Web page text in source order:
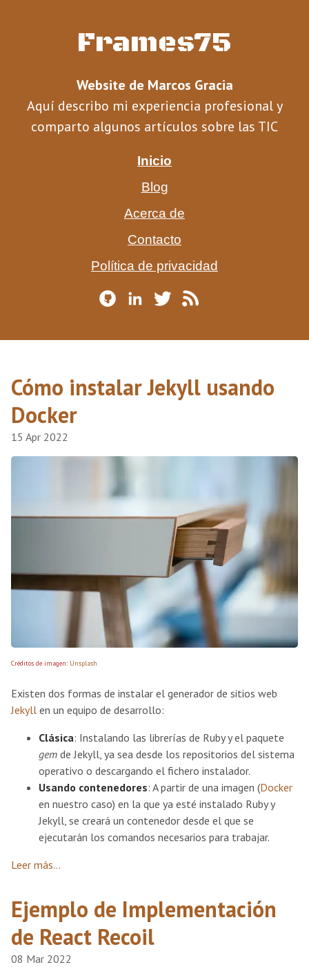
Frames75
Website de Marcos Gracia
Aquí describo mi experiencia profesional y
comparto algunos artículos sobre las TIC
Inicio
Blog
Acerca de
Contacto
Política de privacidad
Cómo instalar Jekyll usando
Docker
15 Apr 2022
Créditos de imagen: Unsplash
Existen dos formas de instalar el generador de sitios web
Jekyll en un equipo de desarrollo:
Clásica: Instalando las librerías de Ruby y el paquete
gem de Jekyll, ya sea desde los repositorios del sistema
operativo o descargando el fichero instalador.
Usando contenedores: A partir de una imagen (Docker
en nuestro caso) en la que ya esté instalado Ruby y
Jekyll, se creará un contenedor desde el que se
ejecutarán los comandos necesarios para trabajar.
Leer más...
Ejemplo de Implementación
de React Recoil
08 Mar 2022